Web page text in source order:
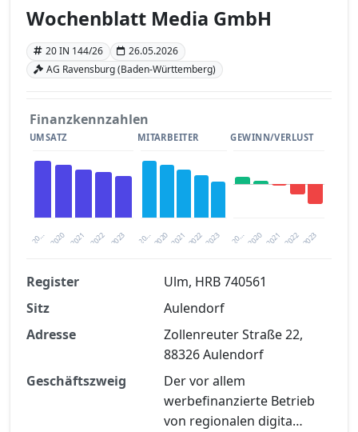
Wochenblatt Media GmbH
20 IN 144/26
26.05.2026
AG Ravensburg (Baden-Württemberg)
Finanzkennzahlen
UMSATZ
20… 2021 2023
2020 2022
MITARBEITER
20… 2021 2023
2020 2022
GEWINN/VERLUST
20… 2021 2023
2020 2022
Finanzkennzahlen nach kostenloser
Registrierung verfügbar
Jetzt kostenlos registrieren
Register
Ulm, HRB 740561
Sitz
Aulendorf
Adresse
Zollenreuter Straße 22,
88326 Aulendorf
Geschäftszweig
Der vor allem
werbefinanzierte Betrieb
von regionalen digita…